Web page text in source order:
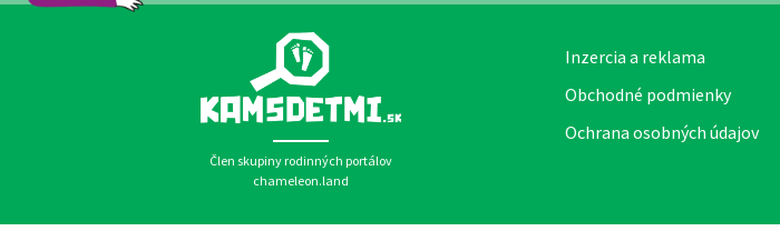
Člen skupiny rodinných portálov
chameleon.land
Inzercia a reklama
Obchodné podmienky
Ochrana osobných údajov